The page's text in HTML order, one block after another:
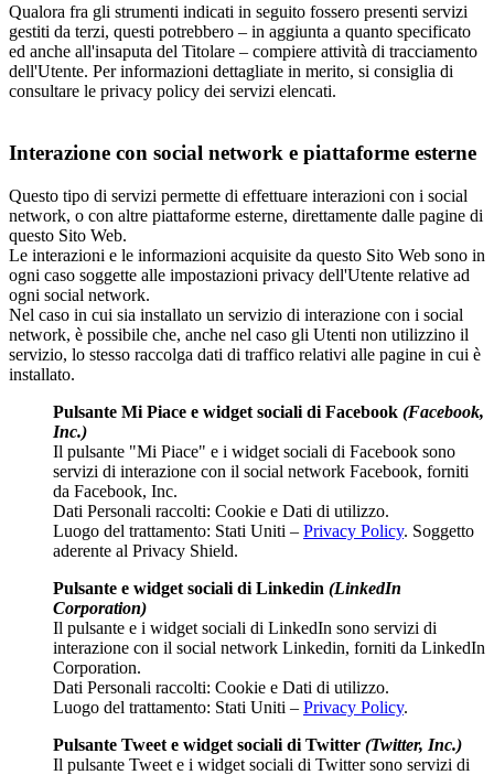
Qualora fra gli strumenti indicati in seguito fossero presenti servizi
gestiti da terzi, questi potrebbero – in aggiunta a quanto specificato
ed anche all'insaputa del Titolare – compiere attività di tracciamento
dell'Utente. Per informazioni dettagliate in merito, si consiglia di
consultare le privacy policy dei servizi elencati.
Interazione con social network e piattaforme esterne
Questo tipo di servizi permette di effettuare interazioni con i social
network, o con altre piattaforme esterne, direttamente dalle pagine di
questo Sito Web.
Le interazioni e le informazioni acquisite da questo Sito Web sono in
ogni caso soggette alle impostazioni privacy dell'Utente relative ad
ogni social network.
Nel caso in cui sia installato un servizio di interazione con i social
network, è possibile che, anche nel caso gli Utenti non utilizzino il
servizio, lo stesso raccolga dati di traffico relativi alle pagine in cui è
installato.
Pulsante Mi Piace e widget sociali di Facebook (Facebook,
Inc.)
Il pulsante "Mi Piace" e i widget sociali di Facebook sono
servizi di interazione con il social network Facebook, forniti
da Facebook, Inc.
Dati Personali raccolti: Cookie e Dati di utilizzo.
Luogo del trattamento: Stati Uniti – Privacy Policy. Soggetto
aderente al Privacy Shield.
Pulsante e widget sociali di Linkedin (LinkedIn
Corporation)
Il pulsante e i widget sociali di LinkedIn sono servizi di
interazione con il social network Linkedin, forniti da LinkedIn
Corporation.
Dati Personali raccolti: Cookie e Dati di utilizzo.
Luogo del trattamento: Stati Uniti – Privacy Policy.
Pulsante Tweet e widget sociali di Twitter (Twitter, Inc.)
Il pulsante Tweet e i widget sociali di Twitter sono servizi di